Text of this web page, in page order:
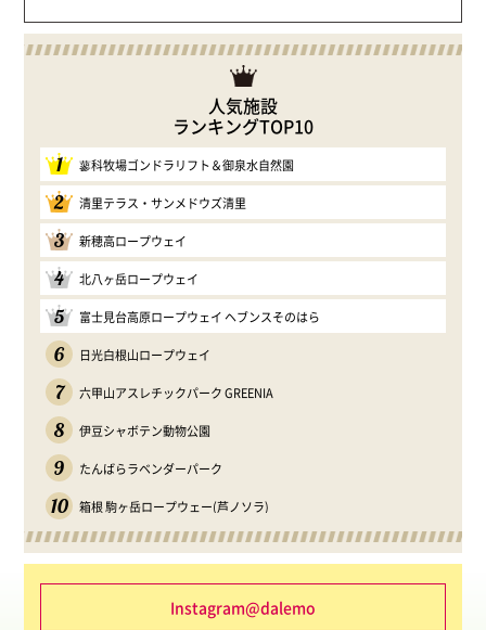
人気施設
ランキングTOP10
1 蓼科牧場ゴンドラリフト＆御泉水自然園
2 清里テラス・サンメドウズ清里
3 新穂高ロープウェイ
4 北八ヶ岳ロープウェイ
5 富士見台高原ロープウェイ ヘブンスそのはら
6 日光白根山ロープウェイ
7 六甲山アスレチックパーク GREENIA
8 伊豆シャボテン動物公園
9 たんばらラベンダーパーク
10 箱根 駒ヶ岳ロープウェー(芦ノソラ)
Instagram@dalemo